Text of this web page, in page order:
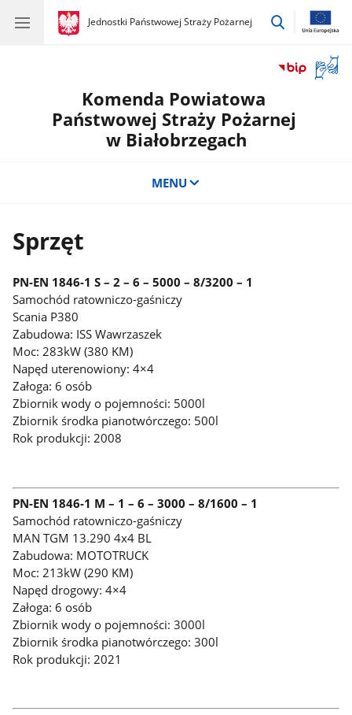
gov.pl
Jednostki Państwowej Straży Pożarnej
gov.pl
Jednostki
przejdź
okno
Komenda Powiatowa
Państwowej Straży Pożarnej
w Białobrzegach
MENU
Sprzęt
PN-EN 1846-1 S – 2 – 6 – 5000 – 8/3200 – 1
Samochód ratowniczo-gaśniczy
Scania P380
Zabudowa: ISS Wawrzaszek
Moc: 283kW (380 KM)
Napęd uterenowiony: 4×4
Załoga: 6 osób
Zbiornik wody o pojemności: 5000l
Zbiornik środka pianotwórczego: 500l
Rok produkcji: 2008
PN-EN 1846-1 M – 1 – 6 – 3000 – 8/1600 – 1
Samochód ratowniczo-gaśniczy
MAN TGM 13.290 4x4 BL
Zabudowa: MOTOTRUCK
Moc: 213kW (290 KM)
Napęd drogowy: 4×4
Załoga: 6 osób
Zbiornik wody o pojemności: 3000l
Zbiornik środka pianotwórczego: 300l
Rok produkcji: 2021